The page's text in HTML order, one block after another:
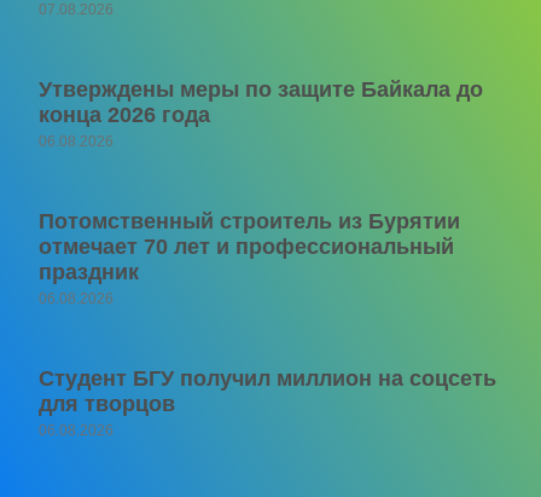
07.08.2026
Утверждены меры по защите Байкала до
конца 2026 года
06.08.2026
Потомственный строитель из Бурятии
отмечает 70 лет и профессиональный
праздник
06.08.2026
Студент БГУ получил миллион на соцсеть
для творцов
06.08.2026